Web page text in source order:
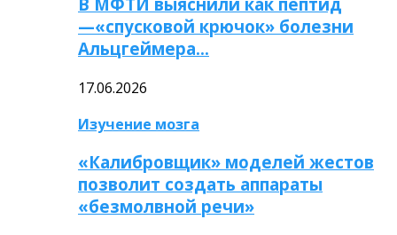
—«спусковой крючок» болезни
Альцгеймера…
17.06.2026
Изучение мозга
«Калибровщик» моделей жестов
позволит создать аппараты
«безмолвной речи»